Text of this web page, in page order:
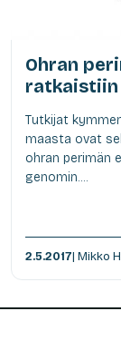
Ohran
ratkaistiin
Tutkijat
maasta ovat
ohran perimän
genomin....
2.5.2017| Mikko